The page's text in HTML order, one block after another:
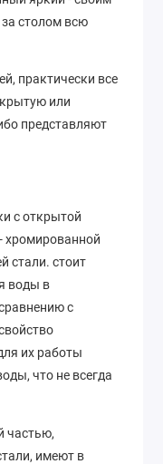
столом всю
практически все
или
представляют
с открытой
хромированной
стали. стоит
воды в
с
их работы
что не всегда
частью,
имеют в